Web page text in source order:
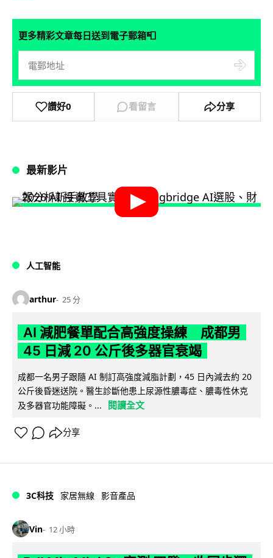
更多精彩文章每日送到電子郵箱📮
讚好0 看留言 分享
最新影片
人工智能
arthur 25 分
AI 減肥餐單配合高強度操練 成都男
45 日減 20 公斤後多器官衰竭
成都一名男子跟隨 AI 制訂高強度減脂計劃，45 日內減去約 20
公斤後昏迷送院。醫生診斷他患上尿源性膿毒症、膿毒性休克
及多器官功能障礙。...
閱讀全文
分享
3C科技 家居無線 影音產品
Vin 12 小時